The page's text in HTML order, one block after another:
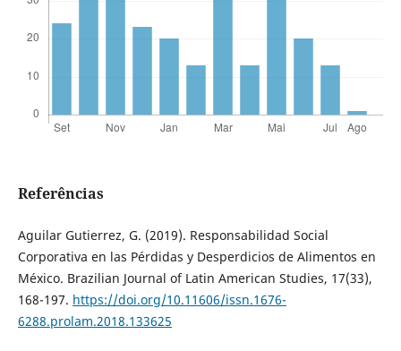
Referências
Aguilar Gutierrez, G. (2019). Responsabilidad Social
Corporativa en las Pérdidas y Desperdicios de Alimentos en
México. Brazilian Journal of Latin American Studies, 17(33),
168-197. https://doi.org/10.11606/issn.1676-
6288.prolam.2018.133625